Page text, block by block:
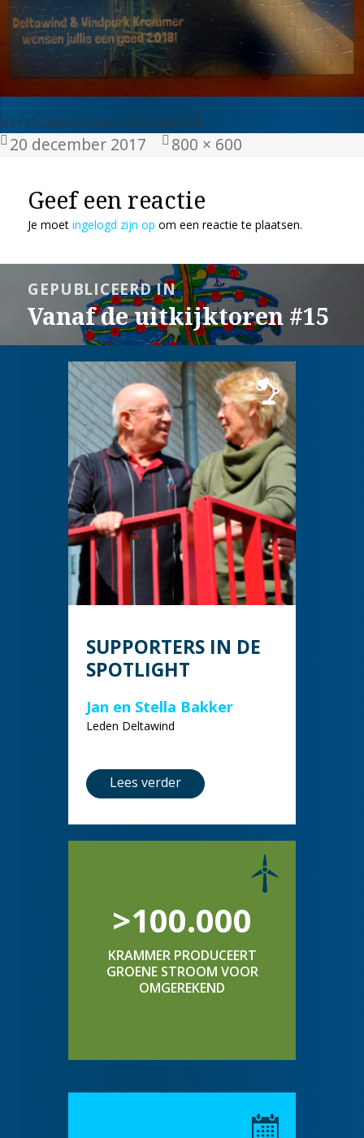
kerstcadeau van Deltawind
Geplaatst
20 december 2017
Volledige
800 × 600
Geef een reactie
Je moetingelogd zijn op om een reactie te plaatsen.
navigatieGEPUBLICEERD IN
Vanaf de uitkijktoren #15
SUPPORTERS IN DE
SPOTLIGHT
Jan en Stella Bakker
Leden Deltawind
Lees verder
>100.000
KRAMMER PRODUCEERT
GROENE STROOM VOOR
OMGEREKEND